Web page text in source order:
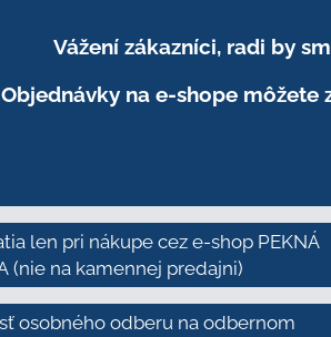
Vážení zákazníci, radi by
Objednávky na e-shope môžete
len pri nákupe cez e-shop PEKNÁ
(nie na kamennej predajni)
osobného odberu na odbernom